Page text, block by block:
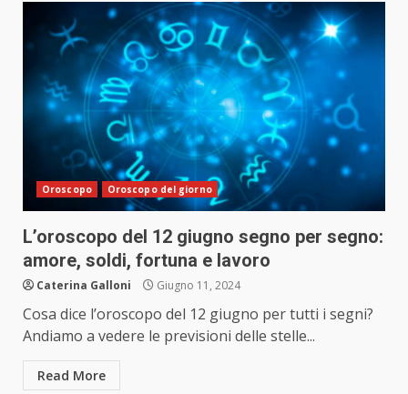
Oroscopo Oroscopo del giorno
L’oroscopo del 12 giugno segno per segno:
amore, soldi, fortuna e lavoro
Caterina Galloni Giugno 11, 2024
Cosa dice l’oroscopo del 12 giugno per tutti i segni?
Andiamo a vedere le previsioni delle stelle...
Read More